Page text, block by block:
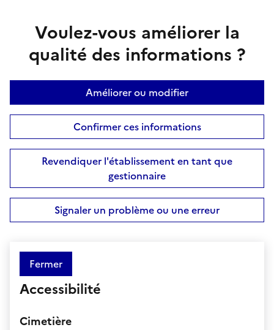
Voulez-vous améliorer la
qualité des informations ?
Améliorer ou modifier
Confirmer ces informations
Revendiquer l'établissement en tant que
gestionnaire
Signaler un problème ou une erreur
Fermer
Accessibilité
Cimetière